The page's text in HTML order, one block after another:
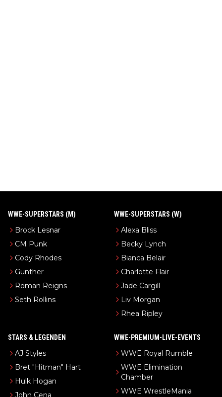
WWE-SUPERSTARS (M)
Brock Lesnar
CM Punk
Cody Rhodes
Gunther
Roman Reigns
Seth Rollins
WWE-SUPERSTARS (W)
Alexa Bliss
Becky Lynch
Bianca Belair
Charlotte Flair
Jade Cargill
Liv Morgan
Rhea Ripley
STARS & LEGENDEN
AJ Styles
Bret "Hitman" Hart
Hulk Hogan
WWE-PREMIUM-LIVE-EVENTS
WWE Royal Rumble
WWE Elimination
Chamber
WWE WrestleMania